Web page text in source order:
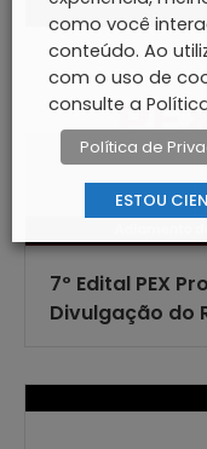
7º Edital PEX
Divulgação do
como você
conteúdo. Ao
com o uso de
consulte a
Política de
ESTOU